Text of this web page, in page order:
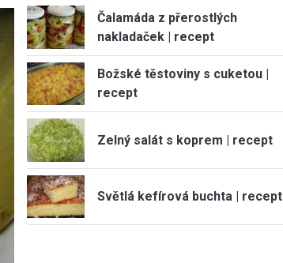
Čalamáda z přerostlých
nakladaček | recept
Božské těstoviny s cuketou |
recept
Zelný salát s koprem | recept
Světlá kefírová buchta | recept